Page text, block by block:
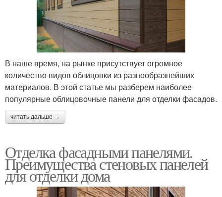
В наше время, на рынке присутствует огромное
количество видов облицовки из разнообразнейших
материалов. В этой статье мы разберем наиболее
популярные облицовочные панели для отделки фасадов.
читать дальше →
Отделка фасадными панелями.
Преимущества стеновых панелей
для отделки дома